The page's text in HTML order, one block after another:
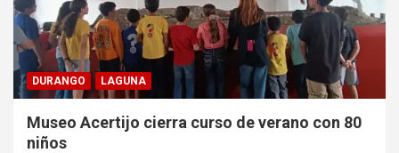
DURANGO LAGUNA
Museo Acertijo cierra curso de verano con 80
niños